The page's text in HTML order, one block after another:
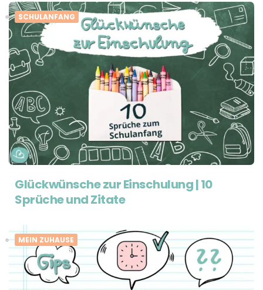
SCHULANFANG
Glückwünsche zur Einschulung | 10
Sprüche und Zitate
MEIN ZUHAUSE